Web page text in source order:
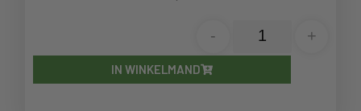
- +
IN WINKELMAND